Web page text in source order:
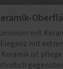
mit
mit
ist